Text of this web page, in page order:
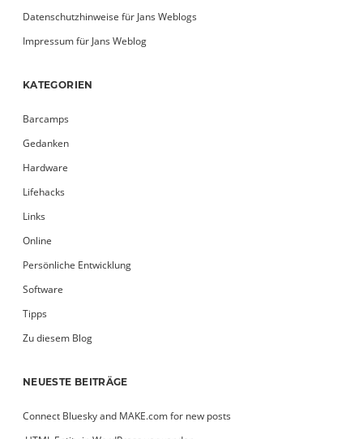
Datenschutzhinweise für Jans Weblogs
Impressum für Jans Weblog
KATEGORIEN
Barcamps
Gedanken
Hardware
Lifehacks
Links
Online
Persönliche Entwicklung
Software
Tipps
Zu diesem Blog
NEUESTE BEITRÄGE
Connect Bluesky and MAKE.com for new posts